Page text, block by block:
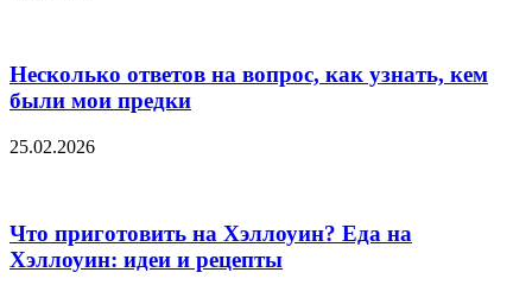
Несколько ответов на вопрос, как узнать, кем
были мои предки
25.02.2026
Что приготовить на Хэллоуин? Еда на
Хэллоуин: идеи и рецепты